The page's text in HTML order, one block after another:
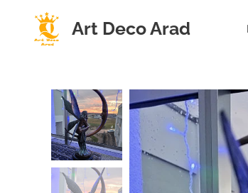
Art Deco Arad